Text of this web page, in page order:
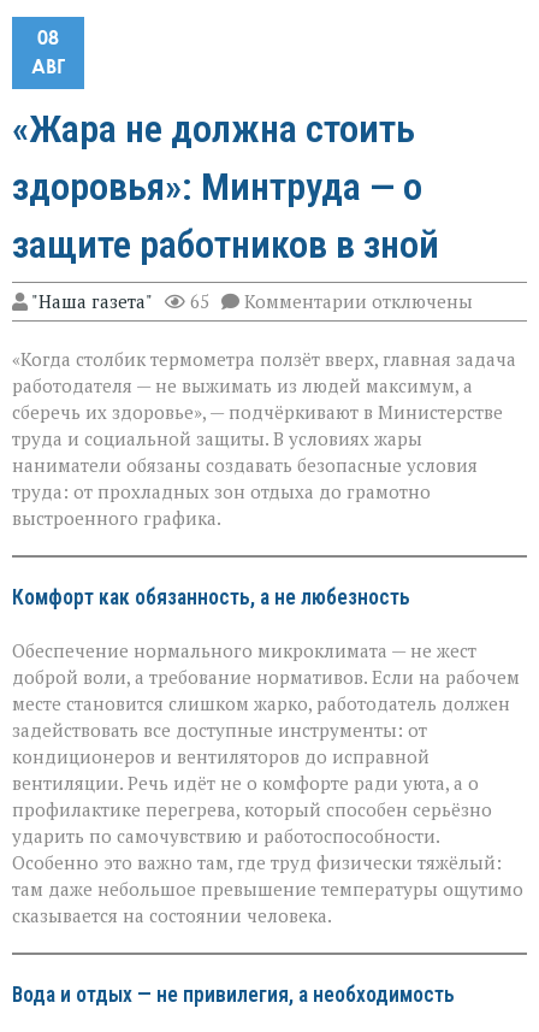
08
АВГ
«Жара не должна стоить
здоровья»: Минтруда — о
защите работников в зной
"Наша газета" 65 Комментарии к
записи
не
должна
стоить
здоровья»:
Минтруда — о
защите
работников
в
отключены
«Когда столбик термометра ползёт вверх, главная задача
работодателя — не выжимать из людей максимум, а
сберечь их здоровье», — подчёркивают в Министерстве
труда и социальной защиты. В условиях жары
наниматели обязаны создавать безопасные условия
труда: от прохладных зон отдыха до грамотно
выстроенного графика.
Комфорт как обязанность, а не любезность
Обеспечение нормального микроклимата — не жест
доброй воли, а требование нормативов. Если на рабочем
месте становится слишком жарко, работодатель должен
задействовать все доступные инструменты: от
кондиционеров и вентиляторов до исправной
вентиляции. Речь идёт не о комфорте ради уюта, а о
профилактике перегрева, который способен серьёзно
ударить по самочувствию и работоспособности.
Особенно это важно там, где труд физически тяжёлый:
там даже небольшое превышение температуры ощутимо
сказывается на состоянии человека.
Вода и отдых — не привилегия, а необходимость